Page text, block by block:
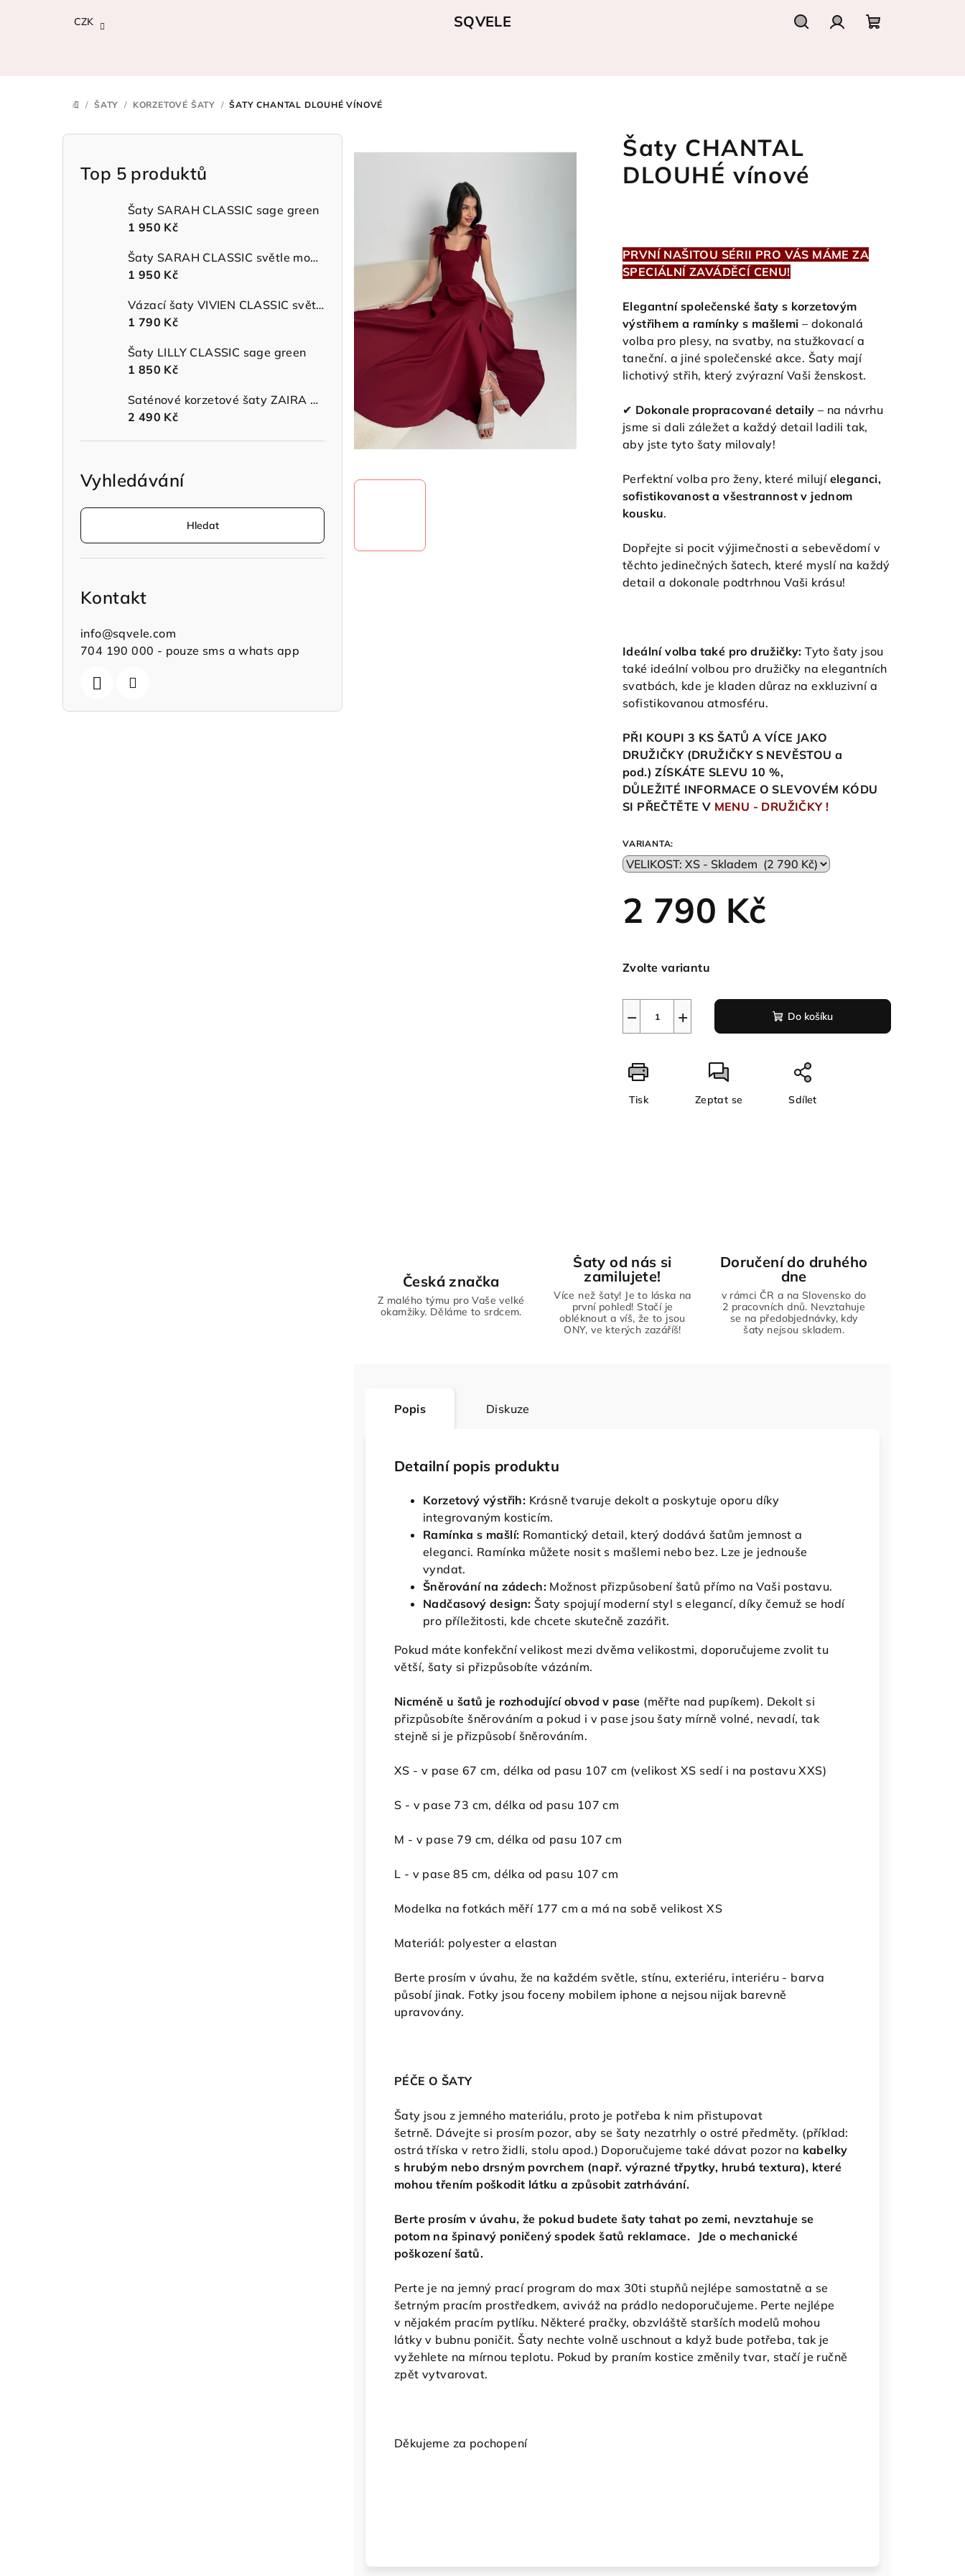
CZK
SQVELE
DOMŮ
/ ŠATY / KORZETOVÉ ŠATY / ŠATY CHANTAL DLOUHÉ VÍNOVÉ
P
Top 5 produktů
Šaty SARAH CLASSIC sage green
1 950 Kč
Šaty SARAH CLASSIC světle modré
1 950 Kč
Vázací šaty VIVIEN CLASSIC světle růžové
1 790 Kč
Šaty LILLY CLASSIC sage green
1 850 Kč
Saténové korzetové šaty ZAIRA MIDI s ramínky sage green
2 490 Kč
Vyhledávání
Hledat
Kontakt
info@sqvele.com
704 190 000 - pouze sms a whats app
Šaty CHANTAL
DLOUHÉ vínové
PRVNÍ NAŠITOU SÉRII PRO VÁS MÁME ZA
SPECIÁLNÍ ZAVÁDĚCÍ CENU!
Elegantní společenské šaty s korzetovým
výstřihem a ramínky s mašlemi – dokonalá
volba pro plesy, na svatby, na stužkovací a
taneční. a jiné společenské akce. Šaty mají
lichotivý střih, který zvýrazní Vaši ženskost.
✔ Dokonale propracované detaily – na návrhu
jsme si dali záležet a každý detail ladili tak,
aby jste tyto šaty milovaly!
Perfektní volba pro ženy, které milují eleganci,
sofistikovanost a všestrannost v jednom
kousku.
Dopřejte si pocit výjimečnosti a sebevědomí v
těchto jedinečných šatech, které myslí na každý
detail a dokonale podtrhnou Vaši krásu!
Ideální volba také pro družičky: Tyto šaty jsou
také ideální volbou pro družičky na elegantních
svatbách, kde je kladen důraz na exkluzivní a
sofistikovanou atmosféru.
PŘI KOUPI 3 KS ŠATŮ A VÍCE JAKO
DRUŽIČKY (DRUŽIČKY S NEVĚSTOU a
pod.) ZÍSKÁTE SLEVU 10%,
DŮLEŽITÉ INFORMACE O SLEVOVÉM KÓDU
SI PŘEČTĚTE V MENU - DRUŽIČKY !
VARIANTA:
2 790 Kč
cena:
Zvolte variantu
+
− Do košíku
Tisk Zeptat se Sdílet
Česká značka
Z malého týmu pro Vaše velké
okamžiky. Děláme to srdcem.
Šaty od nás si
zamilujete!
Více než šaty! Je to láska na
první pohled! Stačí je
obléknout a víš, že to jsou
ONY, ve kterých zazáříš!
Doručení do druhého
dne
v rámci ČR a na Slovensko do
2 pracovních dnů. Nevztahuje
se na předobjednávky, kdy
šaty nejsou skladem.
Popis Diskuze
Detailní popis produktu
Korzetový výstřih: Krásně tvaruje dekolt a poskytuje oporu díky
integrovaným kosticím.
Ramínka s mašlí: Romantický detail, který dodává šatům jemnost a
eleganci. Ramínka můžete nosit s mašlemi nebo bez. Lze je jednouše
vyndat.
Šněrování na zádech: Možnost přizpůsobení šatů přímo na Vaši postavu.
Nadčasový design: Šaty spojují moderní styl s elegancí, díky čemuž se hodí
pro příležitosti, kde chcete skutečně zazářit.
Pokud máte konfekční velikost mezi dvěma velikostmi, doporučujeme zvolit tu
větší, šaty si přizpůsobíte vázáním.
Nicméně u šatů je rozhodující obvod v pase (měřte nad pupíkem). Dekolt si
přizpůsobíte šněrováním a pokud i v pase jsou šaty mírně volné, nevadí, tak
stejně si je přizpůsobí šněrováním.
XS - v pase 67 cm, délka od pasu 107 cm (velikost XS sedí i na postavu XXS)
S - v pase 73 cm, délka od pasu 107 cm
M - v pase 79 cm, délka od pasu 107 cm
L - v pase 85 cm, délka od pasu 107 cm
Modelka na fotkách měří 177 cm a má na sobě velikost XS
Materiál: polyester a elastan
Berte prosím v úvahu, že na každém světle, stínu, exteriéru, interiéru - barva
působí jinak. Fotky jsou foceny mobilem iphone a nejsou nijak barevně
upravovány.
PÉČE O ŠATY
Šaty jsou z jemného materiálu, proto je potřeba k nim přistupovat
šetrně. Dávejte si prosím pozor, aby se šaty nezatrhly o ostré předměty. (příklad:
ostrá tříska v retro židli, stolu apod.) Doporučujeme také dávat pozor na kabelky
s hrubým nebo drsným povrchem (např. výrazné třpytky, hrubá textura), které
mohou třením poškodit látku a způsobit zatrhávání.
Berte prosím v úvahu, že pokud budete šaty tahat po zemi, nevztahuje se
potom na špinavý poničený spodek šatů reklamace. Jde o mechanické
poškození šatů.
Perte je na jemný prací program do max 30ti stupňů nejlépe samostatně a se
šetrným pracím prostředkem, aviváž na prádlo nedoporučujeme. Perte nejlépe
v nějakém pracím pytlíku. Některé pračky, obzvláště starších modelů mohou
látky v bubnu poničit. Šaty nechte volně uschnout a když bude potřeba, tak je
vyžehlete na mírnou teplotu. Pokud by praním kostice změnily tvar, stačí je ručně
zpět vytvarovat.
Děkujeme za pochopení